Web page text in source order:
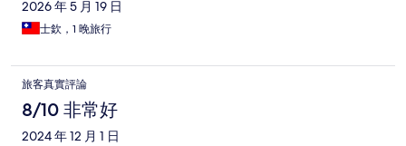
2026 年 5 月 19 日
士欽，1 晚旅行
旅客真實評論
8/10 非常好
2024 年 12 月 1 日